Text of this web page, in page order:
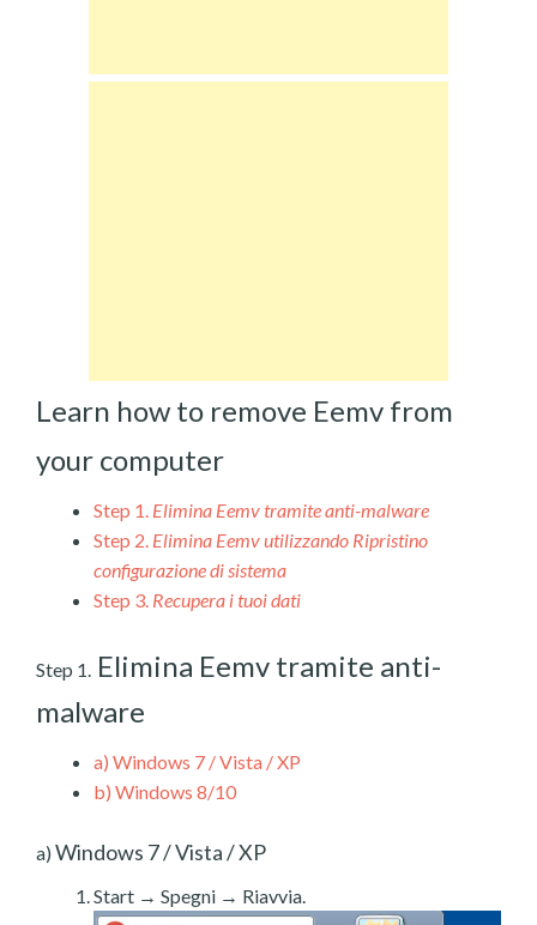
Learn how to remove Eemv from
your computer
Step 1. Elimina Eemv tramite anti-malware
Step 2. Elimina Eemv utilizzando Ripristino
configurazione di sistema
Step 3. Recupera i tuoi dati
Step 1. Elimina Eemv tramite anti-
malware
a) Windows 7 / Vista / XP
b) Windows 8/10
a) Windows 7 / Vista / XP
Start → Spegni → Riavvia.